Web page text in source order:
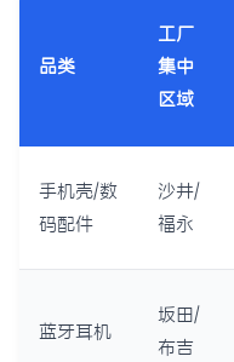
品类
工厂
集中
区域
手机壳/数
码配件
沙井/
福永
蓝牙耳机
坂田/
布吉